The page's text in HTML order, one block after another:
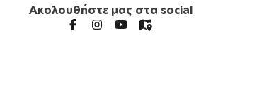
Ακολουθήστε μας στα social